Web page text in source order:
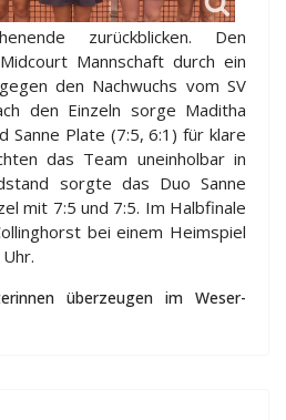
zurückblicken. Den
Mannschaft durch ein
den Nachwuchs vom SV
den Einzeln sorge Maditha
Sanne Plate (7:5, 6:1) für klare
das Team uneinholbar in
sorgte das Duo Sanne
mit 7:5 und 7:5. Im Halbfinale
bei einem Heimspiel
überzeugen im Weser-